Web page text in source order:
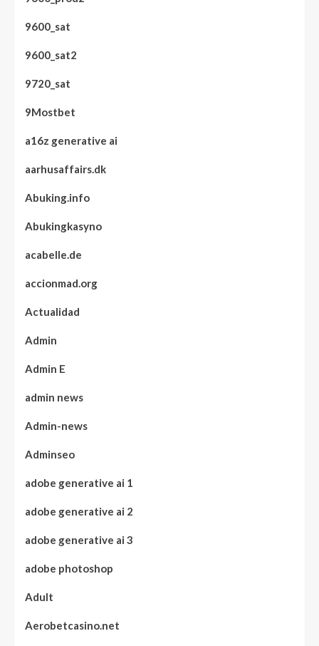
9600_sat
9600_sat2
9720_sat
9Mostbet
a16z generative ai
aarhusaffairs.dk
Abuking.info
Abukingkasyno
acabelle.de
accionmad.org
Actualidad
Admin
Admin E
admin news
Admin-news
Adminseo
adobe generative ai 1
adobe generative ai 2
adobe generative ai 3
adobe photoshop
Adult
Aerobetcasino.net